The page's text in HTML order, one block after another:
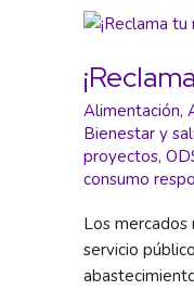
Alimentación,
Bienestar y
proyectos,
consumo
Los mercados
servicio